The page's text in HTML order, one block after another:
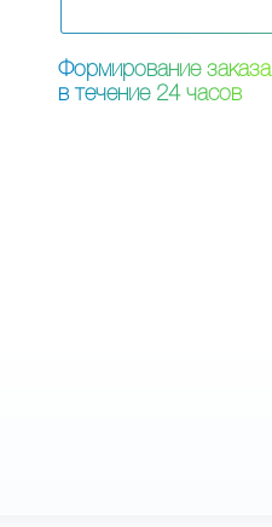
Формирование заказа
в течение 24 часов